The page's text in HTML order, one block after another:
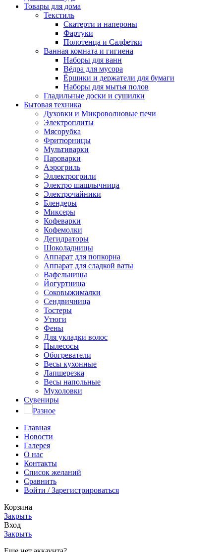
Товары для дома
Текстиль
Скатерти и напероны
Фартуки
Полотенца и Салфетки
Ванная комната и гигиена
Наборы для ванн
Вёдра для мусора
Ёршики и держатели для бумаги
Наборы для мытья полов
Гладильные доски и сушилки
Бытовая техника
Духовки и Микроволновые печи
Электроплиты
Мясорубка
Фритюрницы
Мультиварки
Пароварки
Аэрогриль
Эллектрогрили
Электро шашлычница
Электрочайники
Блендеры
Миксеры
Кофеварки
Кофемолки
Дегидраторы
Шоколадницы
Аппарат для попкорна
Аппарат для сладкой ваты
Вафельницы
Йогуртница
Соковыжималки
Сендвичница
Тостеры
Утюги
Фены
Для укладки волос
Пылесосы
Обогреватели
Весы кухонные
Лапшерезка
Весы напольные
Мухоловки
Сувениры
Разное
Главная
Новости
Галерея
О нас
Контакты
Список желаний
Сравнить
Войти / Зарегистрироваться
Корзина
Закрыть
Вход
Закрыть